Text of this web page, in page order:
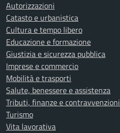
Autorizzazioni
Catasto e urbanistica
Cultura e tempo libero
Educazione e formazione
Giustizia e sicurezza pubblica
Imprese e commercio
Mobilità e trasporti
Salute, benessere e assistenza
Tributi, finanze e contravvenzioni
Turismo
Vita lavorativa